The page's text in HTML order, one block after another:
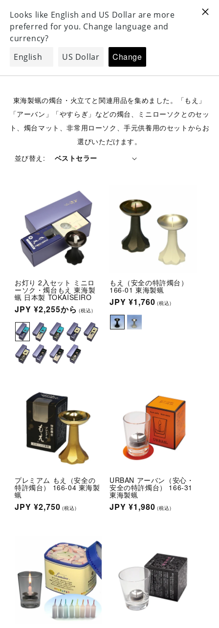
コンテンツ
に進む
3
コ
レ
シ
ョ
ン
東海製蝋の燭台・ローソク関連用品
東海製蝋の燭台・火立てと関連用品を集めました。「もえ」
「アーバン」「やすらぎ」などの燭台、ミニローソクとのセッ
ト、燭台マット、非常用ローソク、手元供養用のセットからお
選びいただけます。
並び替え:
お灯り 2入セット ミニロ
ーソク・燭台もえ 東海製
蝋 日本製 TOKAISEIRO
通
常
価
格
JPY ¥2,255から (税込)
もえ（安全の特許燭台）
166-01 東海製蝋
通
常
価
JPY ¥1,760 (税込)
プレミアム もえ（安全の
特許燭台） 166-04 東海製
蝋
通
JPY ¥2,750 (税込)
URBAN アーバン（安心・
安全の特許燭台） 166-31
東海製蝋
通
JPY ¥1,980 (税込)